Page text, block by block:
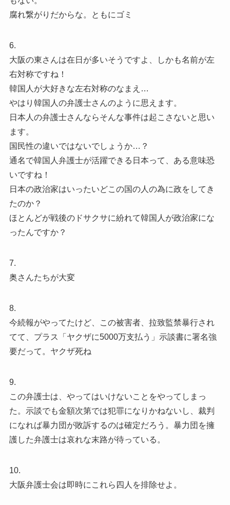
腐れ繋がりだからな。ともにゴミ
6.
大阪の東さんは在日が多いそうですよ、しかも名前が左
右対称ですね！
韓国人が大好きな左右対称のなまえ…
やはり韓国人の弁護士さんのように思えます。
日本人の弁護士さんならそんな事件は起こさないと思い
ます。
国民性の違いではないでしょうか…？
通名で韓国人弁護士が活躍できる日本って、ある意味恐
いですね！
日本の政治家はいったいどこの国の人の為に政をしてき
たのか？
ほとんどが戦後のドサクサに紛れて韓国人が政治家にな
ったんですか？
7.
奥さんたちが大変
8.
今続報がやってたけど、この被害者、拉致監禁暴行され
てて、プラス「ヤクザに5000万支払う」示談書に署名強
要だって。ヤクザ死ね
9.
この弁護士は、やってはいけないことをやってしまっ
た。示談でも金額次第では犯罪になりかねないし、裁判
になれば暴力団が敗訴するのは確定だろう。暴力団を擁
護した弁護士は哀れな末路が待っている。
10.
大阪弁護士会は即時にこれら四人を排除せよ。